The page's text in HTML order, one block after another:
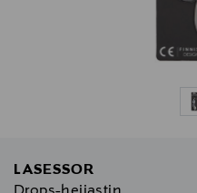
LASESSOR